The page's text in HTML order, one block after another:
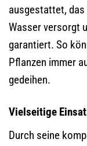
ausgestattet, das
Wasser versorgt
garantiert. So
Pflanzen immer
gedeihen.
Vielseitige
Durch seine